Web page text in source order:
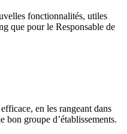
fonctionnalités, utiles
que pour le Responsable de
en les rangeant dans
bon groupe d’établissements.